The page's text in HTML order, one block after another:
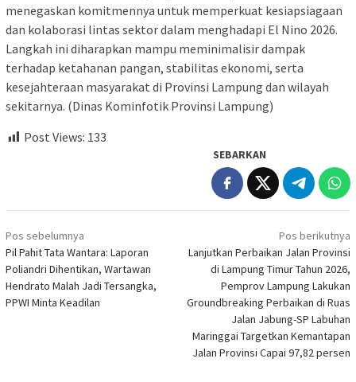
menegaskan komitmennya untuk memperkuat kesiapsiagaan
dan kolaborasi lintas sektor dalam menghadapi El Nino 2026.
Langkah ini diharapkan mampu meminimalisir dampak
terhadap ketahanan pangan, stabilitas ekonomi, serta
kesejahteraan masyarakat di Provinsi Lampung dan wilayah
sekitarnya. (Dinas Kominfotik Provinsi Lampung)
Post Views: 133
SEBARKAN
Navigasi
pos
Pos sebelumnya
Pil Pahit Tata Wantara: Laporan
Poliandri Dihentikan, Wartawan
Hendrato Malah Jadi Tersangka,
PPWI Minta Keadilan
Pos berikutnya
Lanjutkan Perbaikan Jalan Provinsi
di Lampung Timur Tahun 2026,
Pemprov Lampung Lakukan
Groundbreaking Perbaikan di Ruas
Jalan Jabung-SP Labuhan
Maringgai Targetkan Kemantapan
Jalan Provinsi Capai 97,82 persen